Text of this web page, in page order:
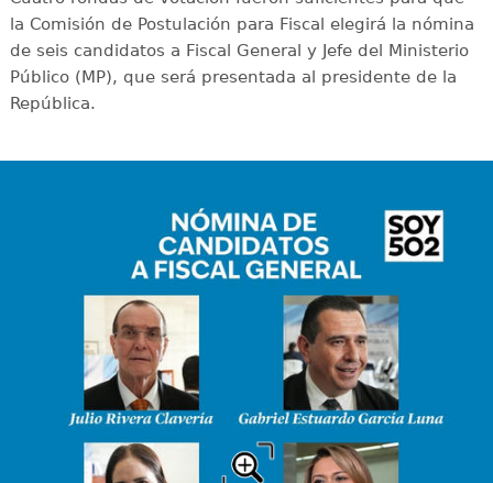
la Comisión de Postulación para Fiscal elegirá la nómina
de seis candidatos a Fiscal General y Jefe del Ministerio
Público (MP), que será presentada al presidente de la
República.